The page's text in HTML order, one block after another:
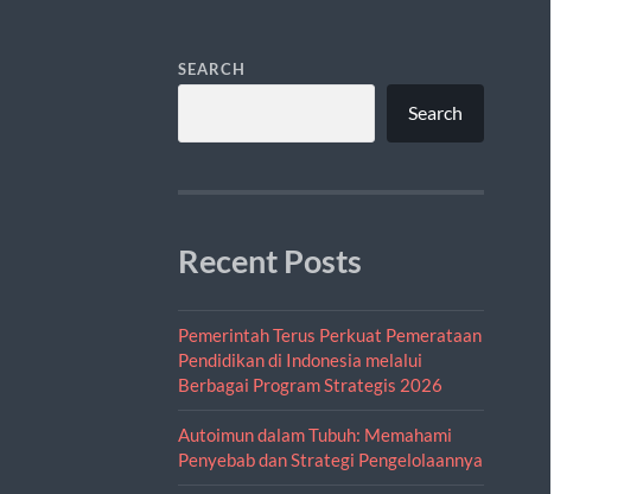
SEARCH
Search
Recent Posts
Pemerintah Terus Perkuat Pemerataan
Pendidikan di Indonesia melalui
Berbagai Program Strategis 2026
Autoimun dalam Tubuh: Memahami
Penyebab dan Strategi Pengelolaannya